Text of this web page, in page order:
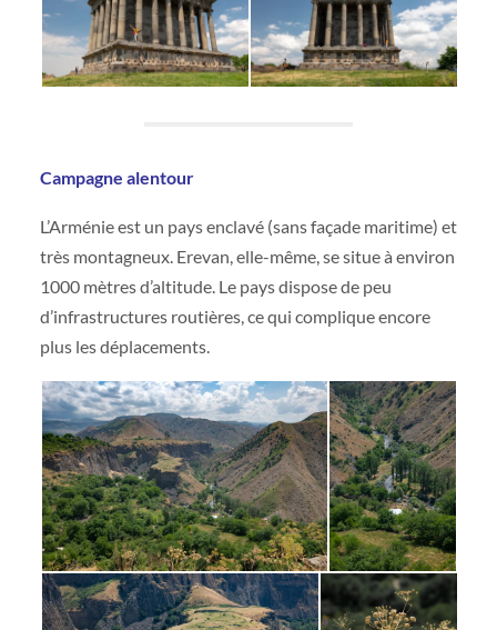
Campagne alentour
L’Arménie est un pays enclavé (sans façade maritime) et
très montagneux. Erevan, elle-même, se situe à environ
1000 mètres d’altitude. Le pays dispose de peu
d’infrastructures routières, ce qui complique encore
plus les déplacements.